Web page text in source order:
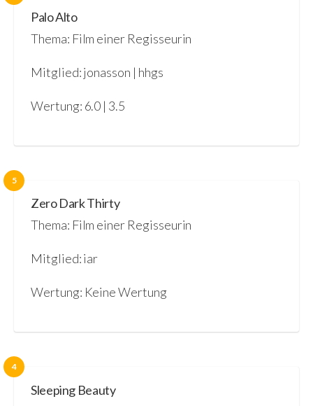
Palo Alto
Thema: Film einer Regisseurin
Mitglied: jonasson | hhgs
Wertung: 6.0 | 3.5
5
Zero Dark Thirty
Thema: Film einer Regisseurin
Mitglied: iar
Wertung: Keine Wertung
4
Sleeping Beauty